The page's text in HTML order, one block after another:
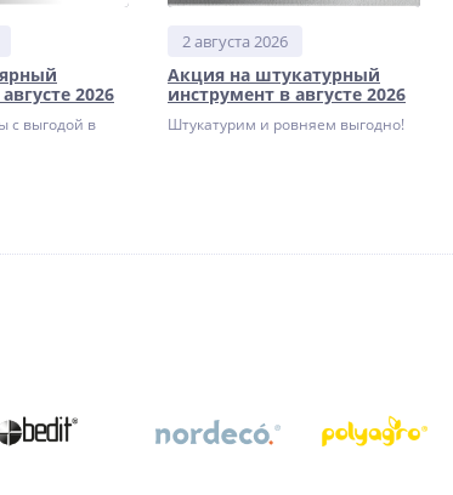
2026
с выгодой в
2 августа 2026
Акция на штукатурный
инструмент в августе 2026
Штукатурим и ровняем выгодно!